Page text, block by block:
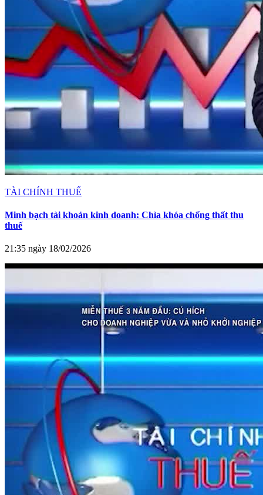
TÀI CHÍNH THUẾ
Minh bạch tài khoản kinh doanh: Chìa khóa chống thất thu
thuế
21:35 ngày 18/02/2026